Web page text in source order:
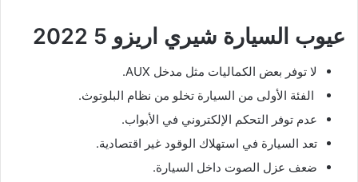
عيوب السيارة شيري اريزو 5 2022
لا توفر بعض الكماليات مثل مدخل AUX.
الفئة الأولى من السيارة تخلو من نظام البلوتوث.
عدم توفر التحكم الإلكتروني في الأبواب.
تعد السيارة في استهلاك الوقود غير اقتصادية.
ضعف عزل الصوت داخل السيارة.